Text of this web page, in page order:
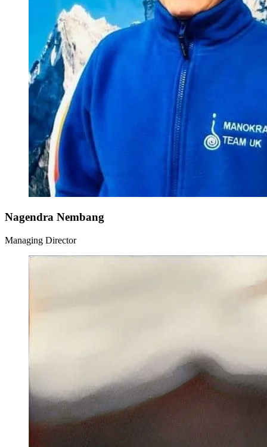
Nagendra Nembang
Managing Director